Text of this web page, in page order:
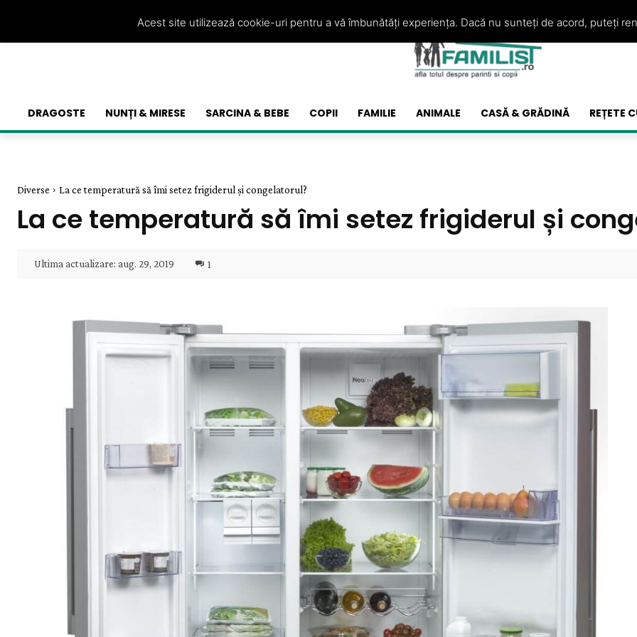
DRAGOSTE NUNȚI & MIRESE SARCINA & BEBE COPII FAMILIE ANIMALE CASĂ & GRĂDINĂ REȚETE
Diverse La ce temperatură să îmi setez frigiderul și congelatorul?
La ce temperatură să îmi setez frigiderul și
Ultima actualizare: aug. 29, 2019 1
Acest site utilizează cookie-uri pentru a vă îmbunătăți experiența. Dacă nu sunteți de acord, puteți